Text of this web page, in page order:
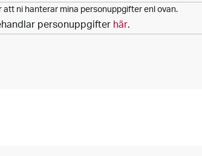
ni hanterar mina personuppgifter enl ovan.
personuppgifterhär.